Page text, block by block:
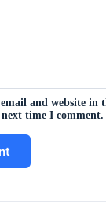
and website in
time I comment.